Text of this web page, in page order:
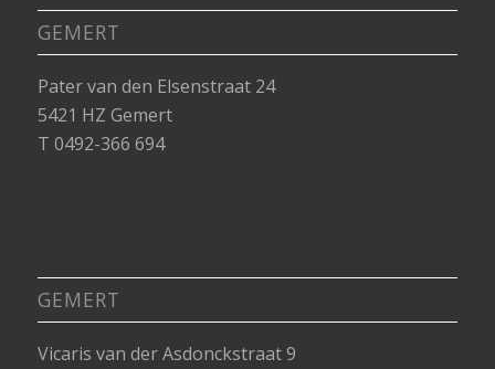
GEMERT
Pater van den Elsenstraat 24
5421 HZ Gemert
T 0492-366 694
GEMERT
Vicaris van der Asdonckstraat 9